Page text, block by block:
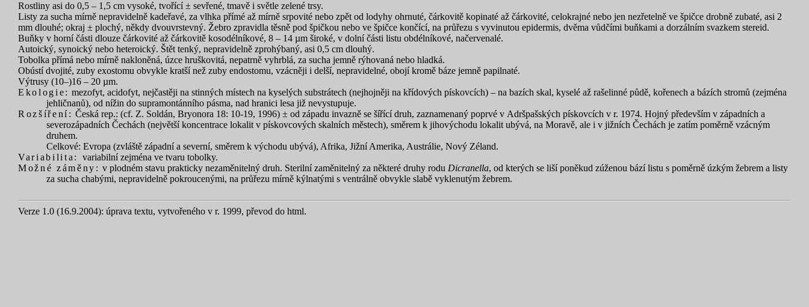
Rostliny asi do 0,5 – 1,5 cm vysoké, tvořící ± sevřené, tmavě i světle zelené trsy.
Listy za sucha mírně nepravidelně kadeřavé, za vlhka přímé až mírně srpovité nebo zpět od lodyhy ohrnuté, čárkovitě kopinaté až čárkovité, celokrajné nebo jen nezřetelně ve špičce drobně zubaté, asi 2
mm dlouhé; okraj ± plochý, někdy dvouvrstevný. Žebro zpravidla těsně pod špičkou nebo ve špičce končící, na průřezu s vyvinutou epidermis, dvěma vůdčími buňkami a dorzálním svazkem stereid.
Buňky v horní části dlouze čárkovité až čárkovitě kosodélníkové, 8 – 14 µm široké, v dolní části listu obdélníkové, načervenalé.
Autoický, synoický nebo heteroický. Štět tenký, nepravidelně zprohýbaný, asi 0,5 cm dlouhý.
Tobolka přímá nebo mírně nakloněná, úzce hruškovitá, nepatrně vyhrblá, za sucha jemně rýhovaná nebo hladká.
Obústí dvojité, zuby exostomu obvykle kratší než zuby endostomu, vzácněji i delší, nepravidelné, obojí kromě báze jemně papilnaté.
Výtrusy (10–)16 – 20 µm.
Ekologie: mezofyt, acidofyt, nejčastěji na stinných místech na kyselých substrátech (nejhojněji na křídových pískovcích) – na bazích skal, kyselé až rašelinné půdě, kořenech a bázích stromů (zejména
jehličnanů), od nížin do supramontánního pásma, nad hranici lesa již nevystupuje.
Rozšíření: Česká rep.: (cf. Z. Soldán, Bryonora 18: 10-19, 1996) ± od západu invazně se šířící druh, zaznamenaný poprvé v Adršpašských pískovcích v r. 1974. Hojný především v západních a
severozápadních Čechách (největší koncentrace lokalit v pískovcových skalních městech), směrem k jihovýchodu lokalit ubývá, na Moravě, ale i v jižních Čechách je zatím poměrně vzácným
druhem.
Celkové: Evropa (zvláště západní a severní, směrem k východu ubývá), Afrika, Jižní Amerika, Austrálie, Nový Zéland.
Variabilita: variabilní zejména ve tvaru tobolky.
Možné záměny: v plodném stavu prakticky nezaměnitelný druh. Sterilní zaměnitelný za některé druhy rodu Dicranella, od kterých se liší poněkud zúženou bází listu s poměrně úzkým žebrem a listy
za sucha chabými, nepravidelně pokroucenými, na průřezu mírně kýlnatými s ventrálně obvykle slabě vyklenutým žebrem.
Verze 1.0 (16.9.2004): úprava textu, vytvořeného v r. 1999, převod do html.